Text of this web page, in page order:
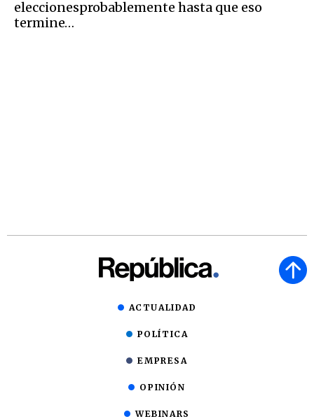
eleccionesprobablemente hasta que eso
termine…
ACTUALIDAD
POLÍTICA
EMPRESA
OPINIÓN
WEBINARS